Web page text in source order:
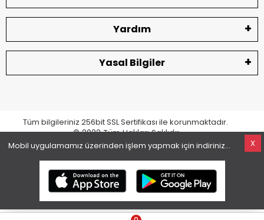
Yardım
Yasal Bilgiler
Tüm bilgileriniz 256bit SSL Sertifikası ile korunmaktadır.
© 2022Tüm Hakları Saklıdır
X
Mobil uygulamamız üzerinden işlem yapmak için indiriniz...
superKET E-ticaret ve Pazaryeri Entegrasyon Çözümleri